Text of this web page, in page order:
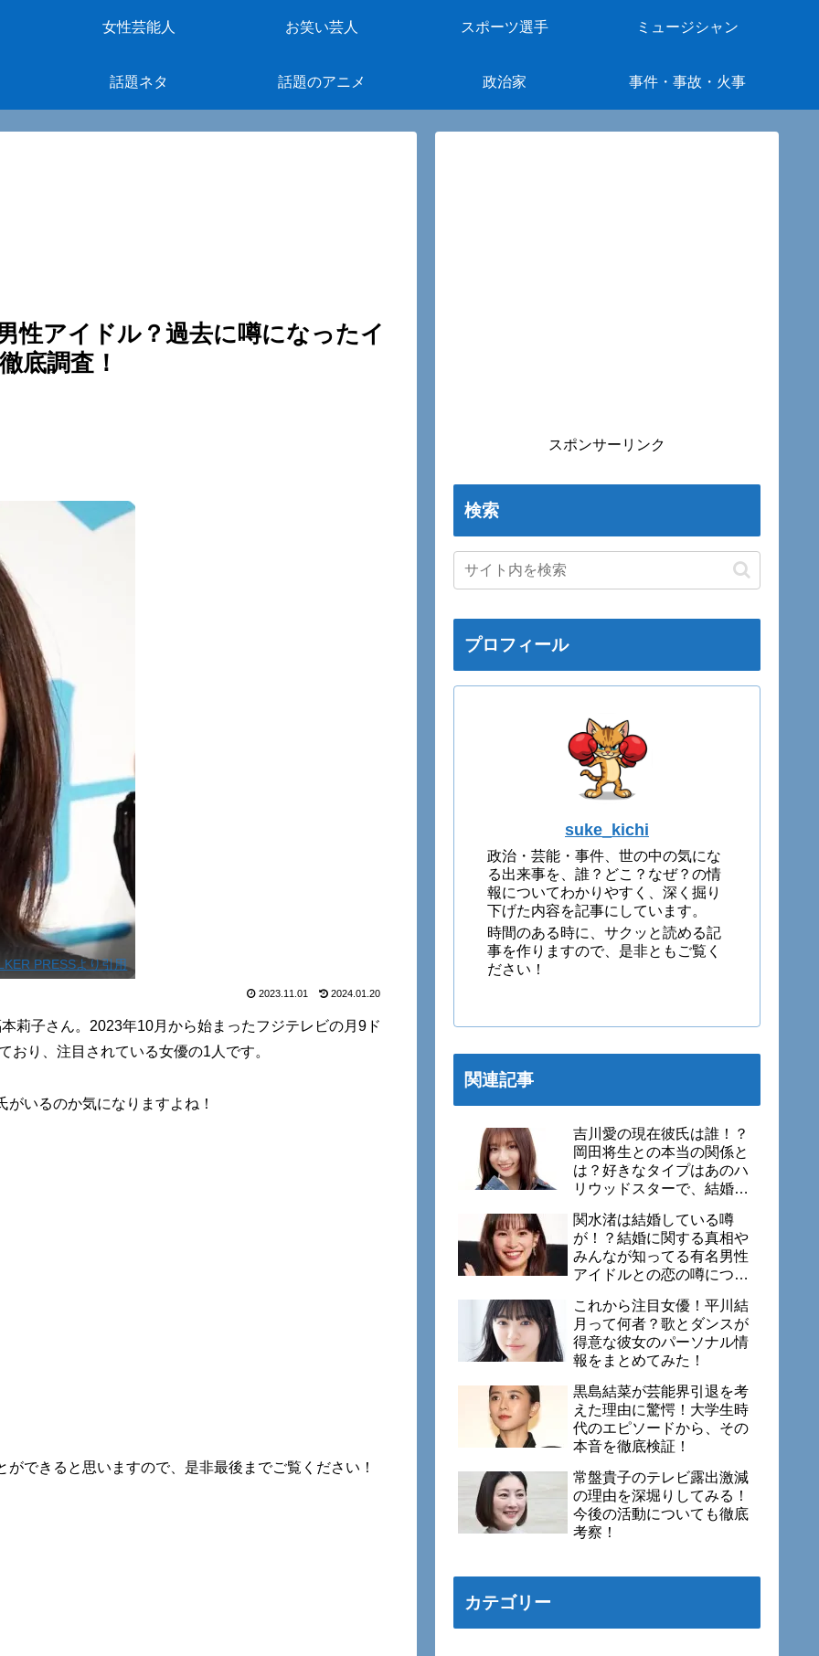
女性芸能人 お笑い芸人 スポーツ選手 ミュージシャン
話題ネタ 話題のアニメ 政治家 事件・事故・火事
性アイドル？過去に噂になったイ
底調査！
PRESSより引用
2023.11.01 2024.01.20
莉子さん。2023年10月から始まったフジテレビの月9ド
り、注目されている女優の1人です。
いるのか気になりますよね！
できると思いますので、是非最後までご覧ください！
スポンサーリンク
検索
プロフィール
suke_kichi
政治・芸能・事件、世の中の気にな
る出来事を、誰？どこ？なぜ？の情
報についてわかりやすく、深く掘り
下げた内容を記事にしています。
時間のある時に、サクッと読める記
事を作りますので、是非ともご覧く
ださい！
関連記事
吉川愛の現在彼氏は誰！？
岡田将生との本当の関係と
は？好きなタイプはあのハ
リウッドスターで、結婚願
関水渚は結婚している噂
が！？結婚に関する真相や
みんなが知ってる有名男性
アイドルとの恋の噂につい
これから注目女優！平川結
月って何者？歌とダンスが
得意な彼女のパーソナル情
報をまとめてみた！
黒島結菜が芸能界引退を考
えた理由に驚愕！大学生時
代のエピソードから、その
本音を徹底検証！
常盤貴子のテレビ露出激減
の理由を深堀りしてみる！
今後の活動についても徹底
考察！
カテゴリー